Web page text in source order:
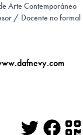
Arte Contemporáneo
/ Docente no formal